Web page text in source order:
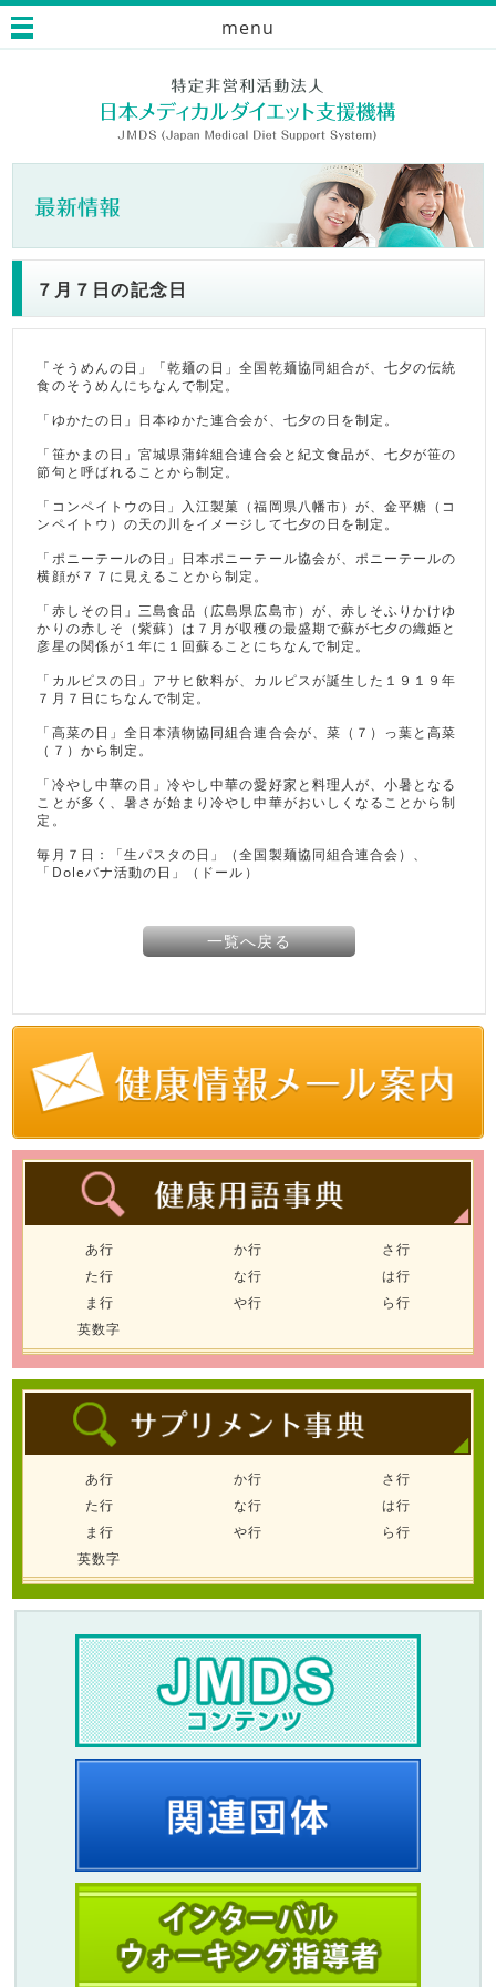
menu
７月７日の記念日
「そうめんの日」「乾麺の日」全国乾麺協同組合が、七夕の伝統
食のそうめんにちなんで制定。
「ゆかたの日」日本ゆかた連合会が、七夕の日を制定。
「笹かまの日」宮城県蒲鉾組合連合会と紀文食品が、七夕が笹の
節句と呼ばれることから制定。
「コンペイトウの日」入江製菓（福岡県八幡市）が、金平糖（コ
ンペイトウ）の天の川をイメージして七夕の日を制定。
「ポニーテールの日」日本ポニーテール協会が、ポニーテールの
横顔が７７に見えることから制定。
「赤しその日」三島食品（広島県広島市）が、赤しそふりかけゆ
かりの赤しそ（紫蘇）は７月が収穫の最盛期で蘇が七夕の織姫と
彦星の関係が１年に１回蘇ることにちなんで制定。
「カルピスの日」アサヒ飲料が、カルピスが誕生した１９１９年
７月７日にちなんで制定。
「高菜の日」全日本漬物協同組合連合会が、菜（７）っ葉と高菜
（７）から制定。
「冷やし中華の日」冷やし中華の愛好家と料理人が、小暑となる
ことが多く、暑さが始まり冷やし中華がおいしくなることから制
定。
毎月７日：「生パスタの日」（全国製麺協同組合連合会）、
「Doleバナ活動の日」（ドール）
一覧へ戻る
あ行 か行
さ行
た行
な行
は行
ま行
や行
ら行
英数字
あ行 か行
さ行
た行
な行
は行
ま行
や行
ら行
英数字